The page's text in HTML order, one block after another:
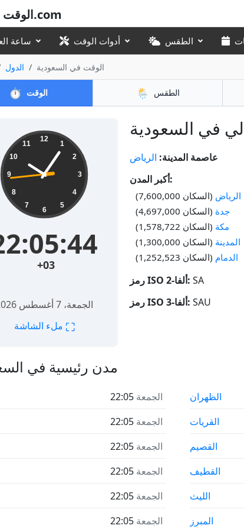
🇸🇦 الوقت في.com
ساعة أدوات الوقت الطقس
الدول الوقت في السعودية
⏱️ الوقت 🌦️ الطقس
12
1
2
3
4
5
6
7
8
9
10
11
+03
الجمعة، 7 أغسطس 2026
⛶
عاصمة المدينة: الرياض
أكبر المدن:
الرياض (السكان 7,600,000)
جدة (السكان 4,697,000)
مكة (السكان 1,578,722)
المدينة (السكان 1,300,000)
الدمام (السكان 1,252,523)
رمز ISO ألفا-2: SA
رمز ISO ألفا-3: SAU
مدن رئيسية في
الجمعة 22:05
الجمعة 22:05
الجمعة 22:05
الجمعة 22:05
الجمعة 22:05
الجمعة 22:05
الظهران
القريات
القصيم
القطيف
الليث
المبرز